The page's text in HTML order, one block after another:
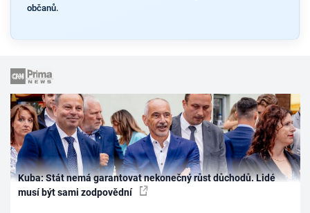
občanů.
Kuba: Stát nemá garantovat nekonečný růst důchodů. Lidé
musí být sami zodpovědní